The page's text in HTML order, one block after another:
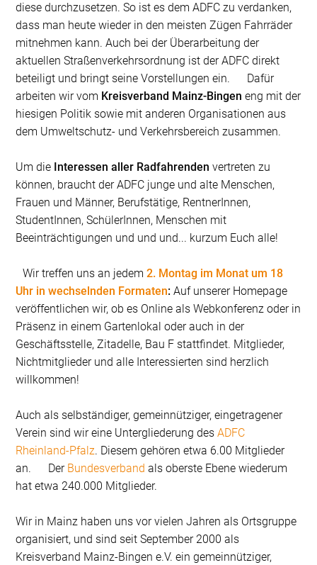
diese durchzusetzen. So ist es dem ADFC zu verdanken,
dass man heute wieder in den meisten Zügen Fahrräder
mitnehmen kann. Auch bei der Überarbeitung der
aktuellen Straßenverkehrsordnung ist der ADFC direkt
beteiligt und bringt seine Vorstellungen ein. Dafür
arbeiten wir vom Kreisverband Mainz-Bingen eng mit der
hiesigen Politik sowie mit anderen Organisationen aus
dem Umweltschutz- und Verkehrsbereich zusammen.
Um die Interessen aller Radfahrendenvertreten zu
können, braucht der ADFC junge und alte Menschen,
Frauen und Männer, Berufstätige, RentnerInnen,
StudentInnen, SchülerInnen, Menschen mit
Beeinträchtigungen und und und... kurzum Euch alle!
Wir treffen uns an jedem2. Montag im Monat um 18
Uhr in wechselnden Formaten:Auf unserer Homepage
veröffentlichen wir, ob es Online als Webkonferenz oder in
Präsenz in einem Gartenlokal oder auch in der
Geschäftsstelle, Zitadelle, Bau F stattfindet. Mitglieder,
Nichtmitglieder und alle Interessierten sind herzlich
willkommen!
Auch als selbständiger, gemeinnütziger, eingetragener
Verein sind wir eine Untergliederung desADFC
Rheinland-Pfalz. Diesem gehören etwa 6.00 Mitglieder
an. Der Bundesverband als oberste Ebene wiederum
hat etwa 240.000 Mitglieder.
Wir in Mainz haben uns vor vielen Jahren als Ortsgruppe
organisiert, und sind seit September 2000 als
Kreisverband Mainz-Bingen e.V. ein gemeinnütziger,